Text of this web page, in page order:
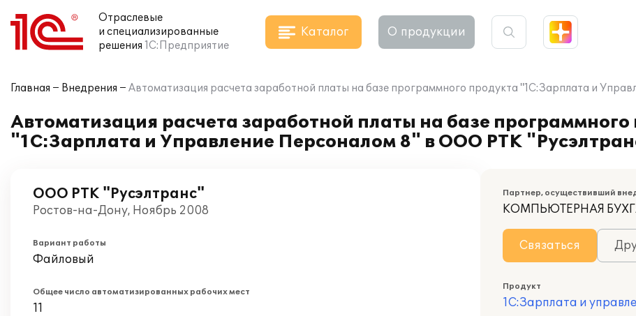
Отраслевые
и специализированные
решения 1С:Предприятие
Каталог О продукции
Главная Внедрения Автоматизация расчета заработной платы на базе программного продукта "1С:Зарплата и
Автоматизация расчета заработной платы на базе программного
"1С:Зарплата и Управление Персоналом 8" в ООО РТК
ООО РТК "Русэлтранс"
Ростов-на-Дону, Ноябрь 2008
Вариант работы
Файловый
Общее число автоматизированных рабочих мест
11
Партнер, осуществивший
КОМПЬЮТЕРНАЯ
Связаться
Продукт
1С:Зарплата и